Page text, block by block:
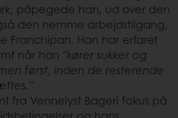
påpegede han, ud over den
den nemme arbejdstilgang,
Franchipan. Han har erfaret
når han "kører sukker og
først, inden de resterende
fra Vennelyst Bageri fokus på